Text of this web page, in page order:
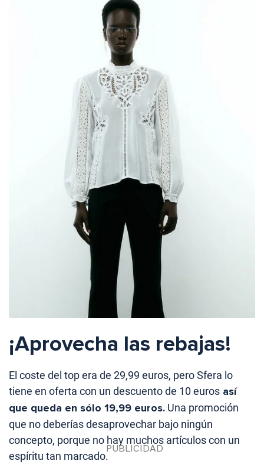
¡Aprovecha las rebajas!
El coste del top era de 29,99 euros, pero Sfera lo
tiene en oferta con un descuento de 10 euros así
que queda en sólo 19,99 euros. Una promoción
que no deberías desaprovechar bajo ningún
concepto, porque no hay muchos artículos con un
espíritu tan marcado.